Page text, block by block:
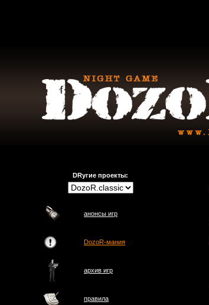
DRугие проекты:
анонсы игр
DozoR-мания
архив игр
правила